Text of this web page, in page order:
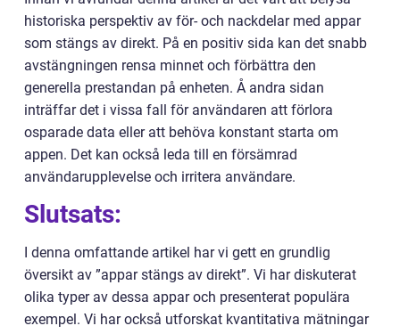
historiska perspektiv av för- och nackdelar med appar
som stängs av direkt. På en positiv sida kan det snabb
avstängningen rensa minnet och förbättra den
generella prestandan på enheten. Å andra sidan
inträffar det i vissa fall för användaren att förlora
osparade data eller att behöva konstant starta om
appen. Det kan också leda till en försämrad
användarupplevelse och irritera användare.
Slutsats:
I denna omfattande artikel har vi gett en grundlig
översikt av ”appar stängs av direkt”. Vi har diskuterat
olika typer av dessa appar och presenterat populära
exempel. Vi har också utforskat kvantitativa mätningar